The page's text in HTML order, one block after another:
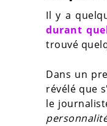
Il y a
durant
trouvé
Dans un
révélé que
le